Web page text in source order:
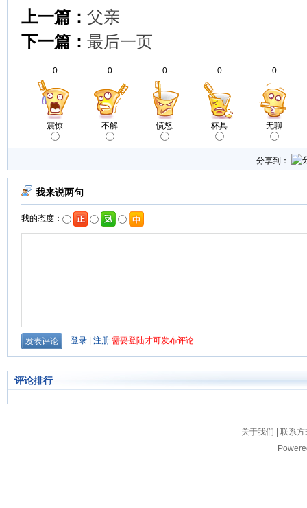
上一篇： 父亲
下一篇： 最后一页
0
震惊
0
不解
0
愤怒
0
杯具
0
无聊
分享到：
评论排行
关于我们
联系方